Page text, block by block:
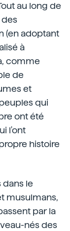
au long de
des
(en adoptant
à
comme
de
et
qui
ont été
l'ont
histoire
dans le
musulmans,
par la
nés des